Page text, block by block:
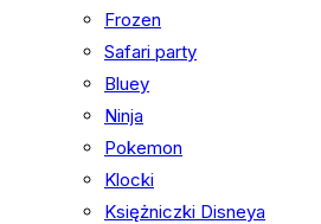
Frozen
Safari party
Bluey
Ninja
Pokemon
Klocki
Księżniczki Disneya